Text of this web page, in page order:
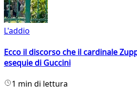
L'addio
Ecco il discorso che il cardinale
esequie di Guccini
1 min di lettura